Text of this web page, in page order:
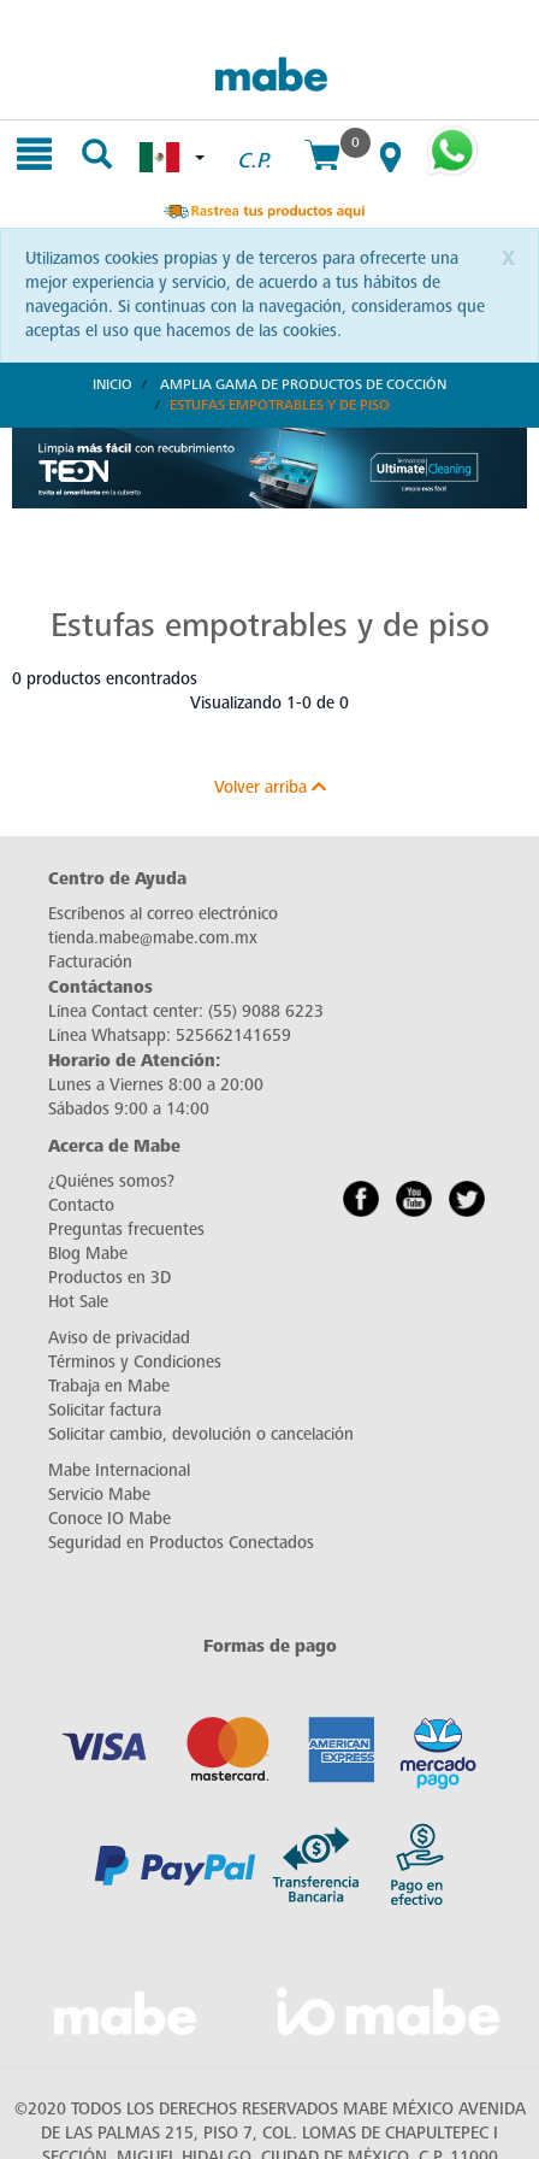
C.P.
0
x
Utilizamos cookies propias y de terceros para ofrecerte una
mejor experiencia y servicio, de acuerdo a tus hábitos de
navegación. Si continuas con la navegación, consideramos que
aceptas el uso que hacemos de las cookies.
INICIO
AMPLIA GAMA DE PRODUCTOS DE COCCIÓN
ESTUFAS EMPOTRABLES Y DE PISO
Estufas empotrables y de piso
0 productos encontrados
Visualizando 1-0 de 0
Volver arriba
Centro de Ayuda
Escríbenos al correo electrónico
tienda.mabe@mabe.com.mx
Facturación
Contáctanos
Línea Contact center: (55) 9088 6223
Línea Whatsapp: 525662141659
Horario de Atención:
Lunes a Viernes 8:00 a 20:00
Sábados 9:00 a 14:00
Acerca de Mabe
¿Quiénes somos?
Contacto
Preguntas frecuentes
Blog Mabe
Productos en 3D
Hot Sale
Aviso de privacidad
Términos y Condiciones
Trabaja en Mabe
Solicitar factura
Solicitar cambio, devolución o cancelación
Mabe Internacional
Servicio Mabe
Conoce IO Mabe
Seguridad en Productos Conectados
Formas de pago
©2020 TODOS LOS DERECHOS RESERVADOS MABE MÉXICO AVENIDA
DE LAS PALMAS 215, PISO 7, COL. LOMAS DE CHAPULTEPEC I